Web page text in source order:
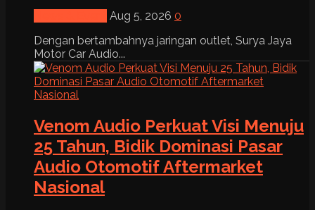
Aug 5, 2026 0
Dengan bertambahnya jaringan outlet, Surya Jaya
Motor Car Audio...
Venom Audio Perkuat Visi Menuju
25 Tahun, Bidik Dominasi Pasar
Audio Otomotif Aftermarket
Nasional